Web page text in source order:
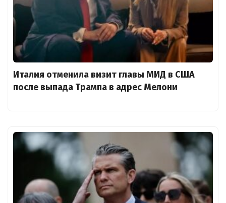
Италия отменила визит главы МИД в США
после выпада Трампа в адрес Мелони